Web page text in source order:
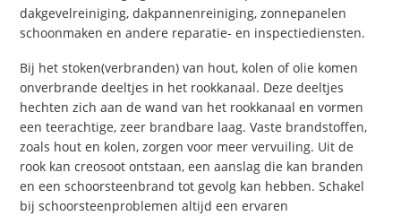
dakgevelreiniging, dakpannenreiniging, zonnepanelen
schoonmaken en andere reparatie- en inspectiediensten.
Bij het stoken(verbranden) van hout, kolen of olie komen
onverbrande deeltjes in het rookkanaal. Deze deeltjes
hechten zich aan de wand van het rookkanaal en vormen
een teerachtige, zeer brandbare laag. Vaste brandstoffen,
zoals hout en kolen, zorgen voor meer vervuiling. Uit de
rook kan creosoot ontstaan, een aanslag die kan branden
en een schoorsteenbrand tot gevolg kan hebben. Schakel
bij schoorsteenproblemen altijd een ervaren